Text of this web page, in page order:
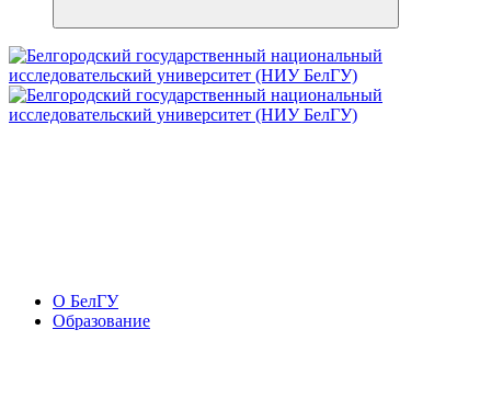
О БелГУ
Образование